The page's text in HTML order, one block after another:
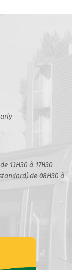
13H30 à 17H30
de 08H30 à